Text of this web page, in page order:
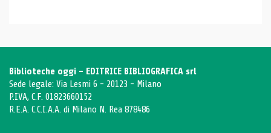
Biblioteche oggi - EDITRICE BIBLIOGRAFICA srl
Sede legale: Via Lesmi 6 - 20123 - Milano
P.IVA, C.F. 01823660152
R.E.A. C.C.I.A.A. di Milano N. Rea 878486